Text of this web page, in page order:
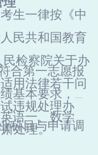
生一律按《中
民共和国教育
检察院关于办
用法律若干问
违规处理办
处理。
合第一志愿报
基本要求，统
语一、数学
科目与申请调